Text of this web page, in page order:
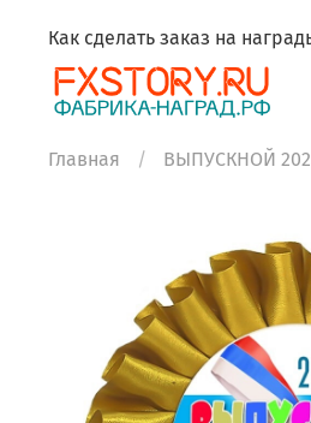
Как сделать заказ на
Главная ВЫПУСКНОЙ